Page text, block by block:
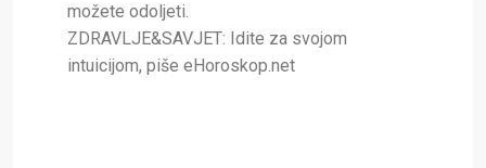
možete odoljeti.
ZDRAVLJE&SAVJET: Idite za svojom
intuicijom, piše eHoroskop.net